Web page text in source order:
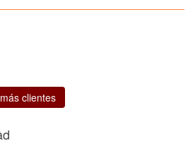
clientes